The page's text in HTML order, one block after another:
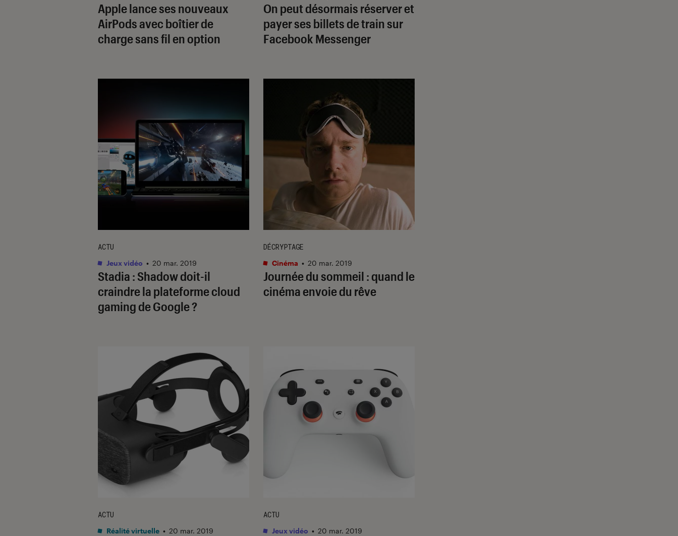
Apple lance ses nouveaux
AirPods avec boîtier de
charge sans fil en option
On peut désormais réserver et
payer ses billets de train sur
Facebook Messenger
Stadia : Shadow doit-il
craindre la plateforme cloud
gaming de Google ?
ACTU
Jeux vidéo • 20 mar. 2019
Journée du sommeil : quand le
cinéma envoie du rêve
DÉCRYPTAGE
Cinéma • 20 mar. 2019
ACTU
Réalité virtuelle • 20 mar. 2019
ACTU
Jeux vidéo • 20 mar. 2019